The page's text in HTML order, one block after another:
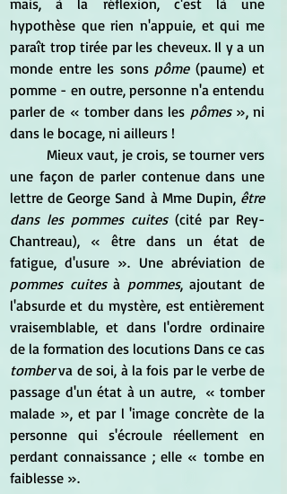
hypothèse que rien n'appuie, et qui me
paraît trop tirée par les cheveux. Il y a un
monde entre les sons pôme (paume) et
pomme - en outre, personne n'a entendu
parler de « tomber dans les pômes », ni
dans le bocage, ni ailleurs !
une façon de parler contenue dans une
lettre de George Sand à Mme Dupin, être
dans les pommes cuites (cité par Rey-
Chantreau), « être dans un état de
pommes cuites à pommes, ajoutant de
l'absurde et du mystère, est entièrement
vraisemblable, et dans l'ordre ordinaire
tomber va de soi, à la fois par le verbe de
passage d'un état à un autre,  « tomber
malade », et par l 'image concrète de la
personne qui s'écroule réellement en
perdant connaissance ; elle « tombe en
faiblesse ».